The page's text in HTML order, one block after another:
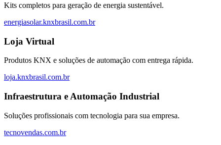
Kits completos para geração de energia sustentável.
energiasolar.knxbrasil.com.br
Loja Virtual
Produtos KNX e soluções de automação com entrega rápida.
loja.knxbrasil.com.br
Infraestrutura e Automação Industrial
Soluções profissionais com tecnologia para sua empresa.
tecnovendas.com.br